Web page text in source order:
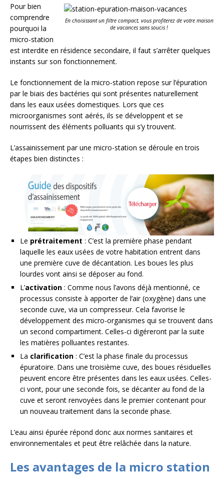
En choisissant un filtre compact, vous profiterez de votre maison
de vacances sans soucis !
Pour bien
comprendre
pourquoi la
micro-station
est interdite en résidence secondaire, il faut s’arrêter quelques
instants sur son fonctionnement.
Le fonctionnement de la micro-station repose sur l’épuration
par le biais des bactéries qui sont présentes naturellement
dans les eaux usées domestiques. Lors que ces
microorganismes sont aérés, ils se développent et se
nourrissent des éléments polluants qui s’y trouvent.
L’assainissement par une micro-station se déroule en trois
étapes bien distinctes :
Le prétraitement : C’est la première phase pendant
laquelle les eaux usées de votre habitation entrent dans
une première cuve de décantation. Les boues les plus
lourdes vont ainsi se déposer au fond.
L’activation : Comme nous l’avons déjà mentionné, ce
processus consiste à apporter de l’air (oxygène) dans une
seconde cuve, via un compresseur. Cela favorise le
développement des micro-organismes qui se trouvent dans
un second compartiment. Celles-ci digéreront par la suite
les matières polluantes restantes.
La clarification : C’est la phase finale du processus
épuratoire. Dans une troisième cuve, des boues résiduelles
peuvent encore être présentes dans les eaux usées. Celles-
ci vont, pour une seconde fois, se décanter au fond de la
cuve et seront renvoyées dans le premier contenant pour
un nouveau traitement dans la seconde phase.
L’eau ainsi épurée répond donc aux normes sanitaires et
environnementales et peut être relâchée dans la nature.
Les avantages de la micro station